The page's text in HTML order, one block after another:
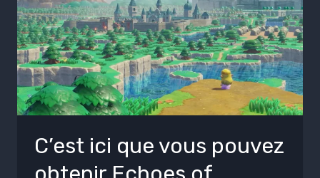
C’est ici que vous pouvez